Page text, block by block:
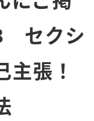
セクシ
主張！